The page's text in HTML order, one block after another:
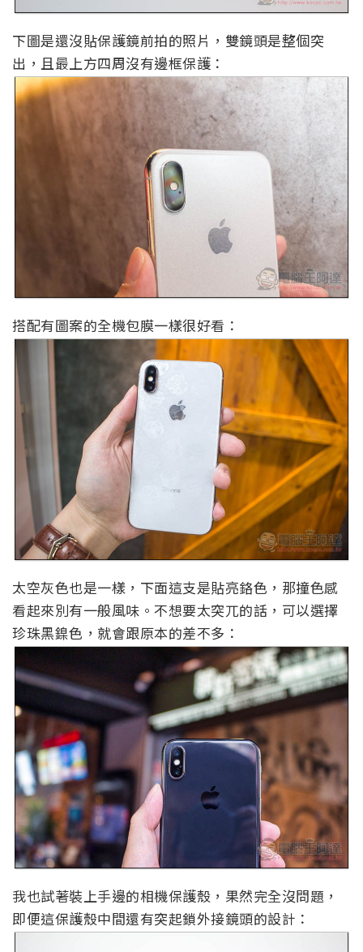
下圖是還沒貼保護鏡前拍的照片，雙鏡頭是整個突
出，且最上方四周沒有邊框保護：
搭配有圖案的全機包膜一樣很好看：
太空灰色也是一樣，下面這支是貼亮鉻色，那撞色感
看起來別有一般風味。不想要太突兀的話，可以選擇
珍珠黑鎳色，就會跟原本的差不多：
我也試著裝上手邊的相機保護殼，果然完全沒問題，
即便這保護殼中間還有突起鎖外接鏡頭的設計：